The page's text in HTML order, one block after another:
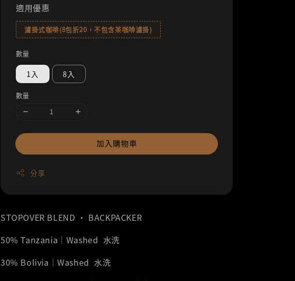
適用優惠
濾掛式咖啡(8包折20，不包含茶咖啡濾掛)
數量
1入 8入
數量
加入購物車
分享
STOPOVER BLEND ‧ BACKPACKER
50% Tanzania｜Washed 水洗
30% Bolivia｜Washed 水洗